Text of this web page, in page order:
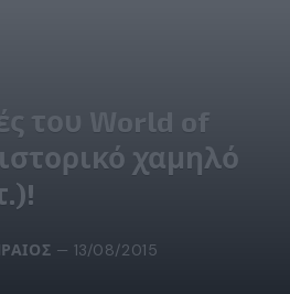
του World of
χαμηλό
13/08/2015